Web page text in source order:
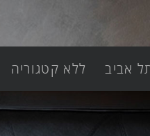
אביב ללא קטגוריה